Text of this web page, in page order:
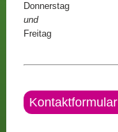
Donnerstag
und
Freitag
Kontaktformular